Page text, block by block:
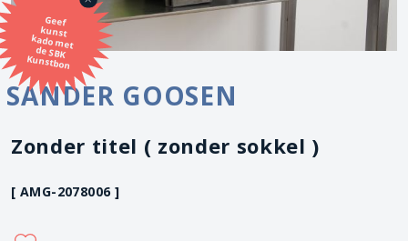
Geef
kunst
kado met
de SBK
Kunstbon
SANDER GOOSEN
Zonder titel ( zonder sokkel )
[ AMG-2078006 ]